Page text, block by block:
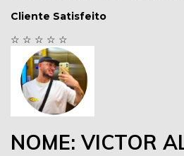
Cliente Satisfeito
☆ ☆ ☆ ☆ ☆
NOME: VICTOR